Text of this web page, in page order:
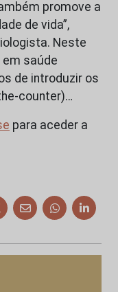
promove a
de vida”,
Neste
saúde
de introduzir os
counter)…
para aceder a